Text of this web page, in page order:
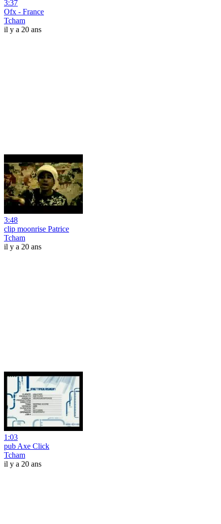
3:37
Ofx - France
Tcham
il y a 20 ans
3:48
clip moonrise Patrice
Tcham
il y a 20 ans
1:03
pub Axe Click
Tcham
il y a 20 ans